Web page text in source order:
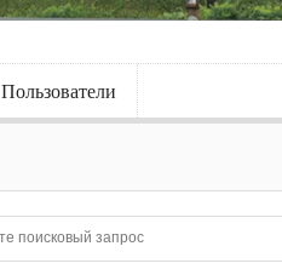
Пользователи